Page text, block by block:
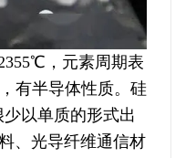
，元素周期表
有半导体性质。硅
以单质的形式出
、光导纤维通信材